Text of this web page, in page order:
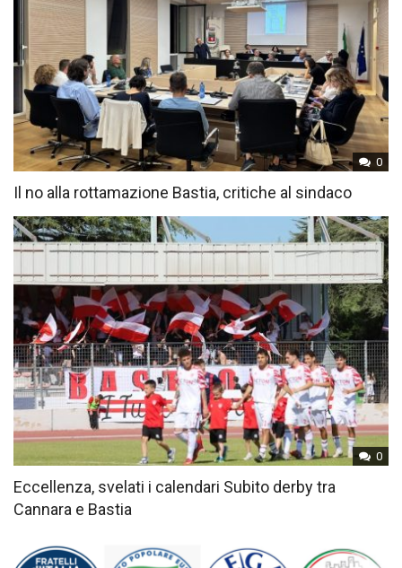
0
Il no alla rottamazione Bastia, critiche al sindaco
0
Eccellenza, svelati i calendari Subito derby tra
Cannara e Bastia